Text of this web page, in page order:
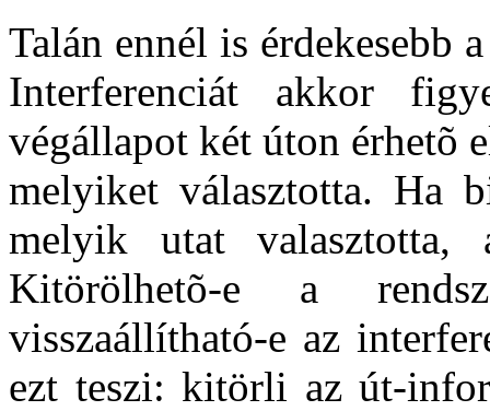
Talán ennél is érdekesebb
Interferenciát akkor
végállapot két úton érhetõ
melyiket választotta. Ha
melyik utat valasztotta,
Kitörölhetõ-e a
visszaállítható-e az
ezt teszi: kitörli az út-